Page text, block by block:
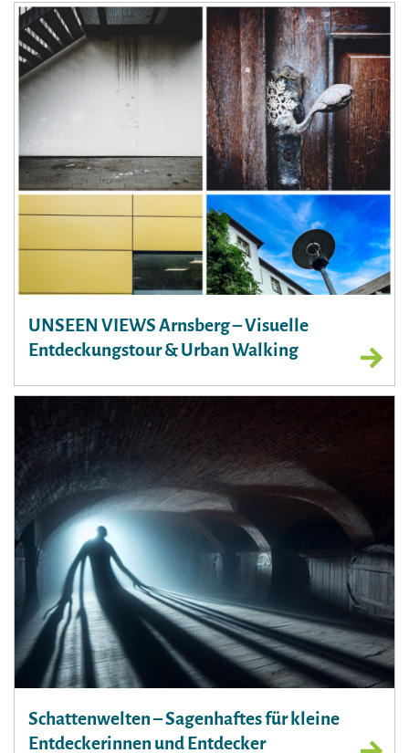
UNSEEN VIEWS Arnsberg – Visuelle
Entdeckungstour & Urban Walking
Schattenwelten – Sagenhaftes für kleine
Entdeckerinnen und Entdecker